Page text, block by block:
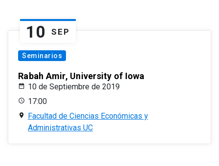
10 SEP
Seminarios
Rabah Amir, University of Iowa
10 de Septiembre de 2019
17:00
Facultad de Ciencias Económicas y
Administrativas UC